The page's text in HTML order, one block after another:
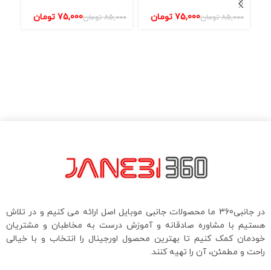
85,000 تومان75,000 تومان 85,000 تومان75,000 تومان
در جانبی360 ما محصولات جانبی موبایل اصل ارائه می کنیم و در تلاش
هستیم با مشاوره صادقانه و آموزش درست به مخاطبان و مشتریان
خودمان کمک کنیم تا بهترین محصول اورجینال را انتخاب و با خیالی
راحت و مطمئن، آن را تهیه کنند.